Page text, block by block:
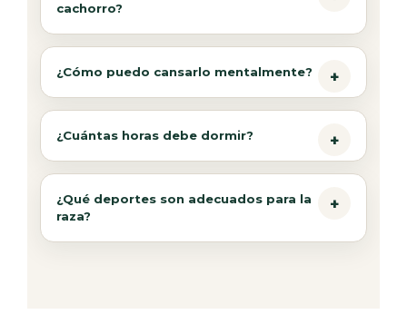
cachorro?
¿Cómo puedo cansarlo mentalmente?
¿Cuántas horas debe dormir?
¿Qué deportes son adecuados para la
raza?